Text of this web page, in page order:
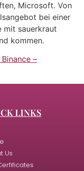
Microsoft. Von
bei einer
mit sauerkraut
kommen.
–
LINKS
Us